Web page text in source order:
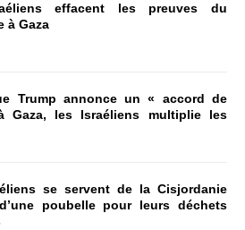
effacent les preuves du
à Gaza
Trump annonce un « accord de
Gaza, les Israéliens multiplie les
se servent de la Cisjordanie
poubelle pour leurs déchets